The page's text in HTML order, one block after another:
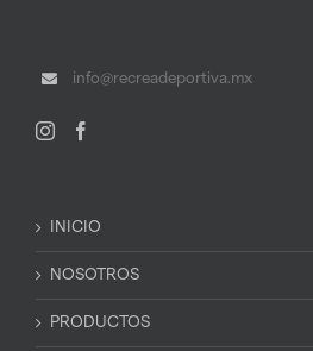
info@recreadeportiva.mx
INICIO
NOSOTROS
PRODUCTOS